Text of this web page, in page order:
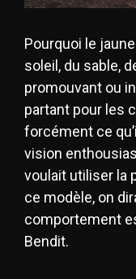
Pourquoi le
soleil, du sable,
promouvant ou
partant pour les
forcément ce
vision
voulait utiliser la
ce modèle, on
comportement
Bendit.